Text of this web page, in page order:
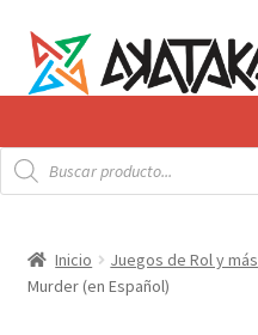
la
navegación
contenido
Productos
Búsqueda
de
productos
Inicio Juegos de Rol y más
Murder (en Español)